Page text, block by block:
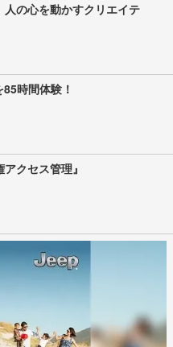
人の心を動かすクリエイテ
時間体験！
クセス管理』